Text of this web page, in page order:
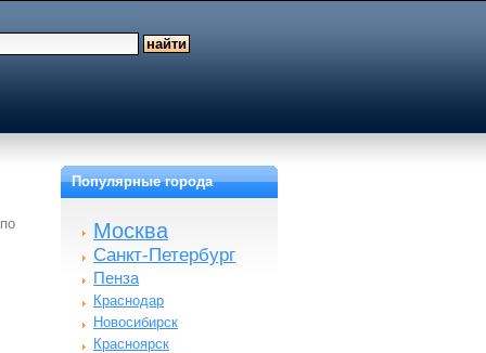
Популярные города
Москва
Санкт-Петербург
Пенза
Краснодар
Новосибирск
Красноярск